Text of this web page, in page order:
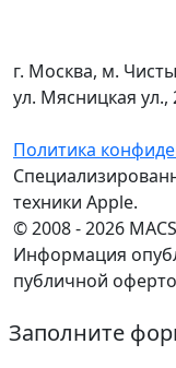
г. Москва, м.
ул. Мясницкая ул.,
Политика
техники Apple.
© 2008 - 2026
Информация
публичной
Заполните